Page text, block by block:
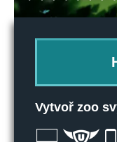
Vytvoř zoo